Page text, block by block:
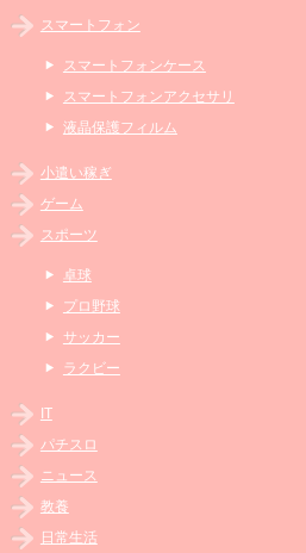
スマートフォン
スマートフォンケース
スマートフォンアクセサリ
液晶保護フィルム
小遣い稼ぎ
ゲーム
スポーツ
卓球
プロ野球
サッカー
ラクビー
IT
パチスロ
ニュース
教養
日常生活